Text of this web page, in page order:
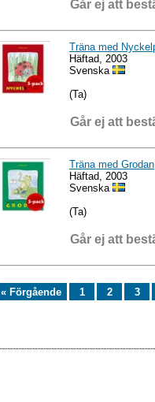
Går ej att
Träna med
Häftad, 2003
Svenska
(Ta)
Går ej att
Träna med
Häftad, 2003
Svenska
(Ta)
Går ej att
« Förgående 1 2 3